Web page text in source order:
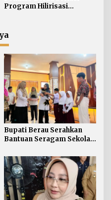
Program Hilirisasi
Bupati Berau Serahkan
Bantuan Seragam Sekolah
SMP